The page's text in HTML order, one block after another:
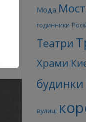
Мода
годинники
Театри
Храми
будинки
вулиці